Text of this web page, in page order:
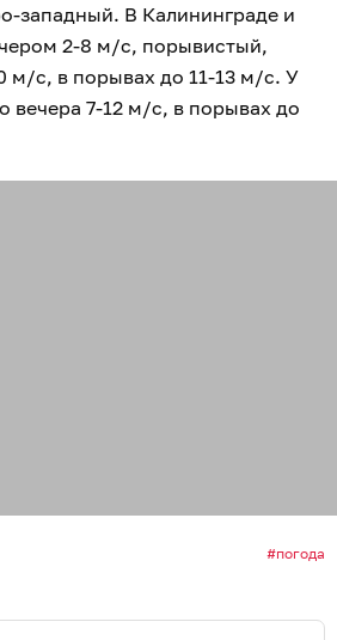
западный. В Калининграде и
2-8 м/с, порывистый,
м/с, в порывах до 11-13 м/с. У
вечера 7-12 м/с, в порывах до
погода